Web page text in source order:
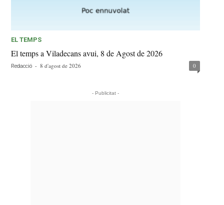
EL TEMPS
El temps a Viladecans avui, 8 de Agost de 2026
Redacció - 8 d'agost de 2026 0
- Publicitat -